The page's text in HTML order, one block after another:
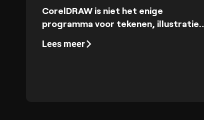
CorelDRAW is niet het enige
programma voor tekenen, illustraties
Hier is een lijst met 5 CorelDRAW-
Lees meer